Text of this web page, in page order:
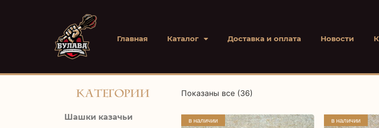
Главная Каталог Доставка и оплата Новости
Категории
Шашки казачьи
Показаны все (36)
в наличии в наличии